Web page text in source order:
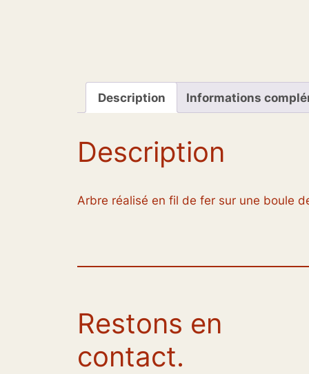
Description Informations
Description
Arbre réalisé en fil de fer sur une boule
Restons en
contact.